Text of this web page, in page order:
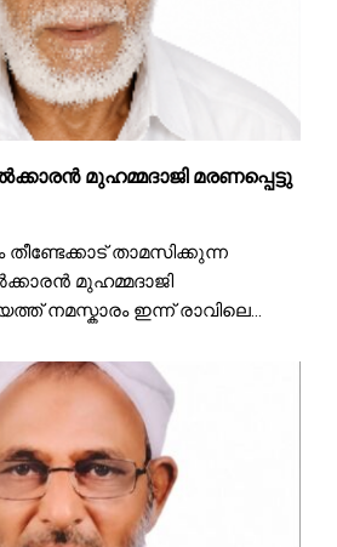
മുഹമ്മദാജി മരണപ്പെട്ടു
താമസിക്കുന്ന
മുഹമ്മദാജി
നമസ്കാരം ഇന്ന് രാവിലെ...